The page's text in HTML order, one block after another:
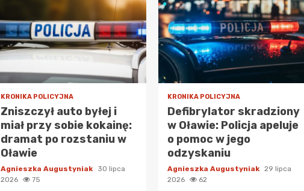
KRONIKA POLICYJNA
Zniszczył auto byłej i
miał przy sobie kokainę:
dramat po rozstaniu w
Oławie
Agnieszka Augustyniak 30 lipca
2026
75
KRONIKA POLICYJNA
Defibrylator skradziony
w Oławie: Policja apeluje
o pomoc w jego
odzyskaniu
Agnieszka Augustyniak 29 lipca
2026
62